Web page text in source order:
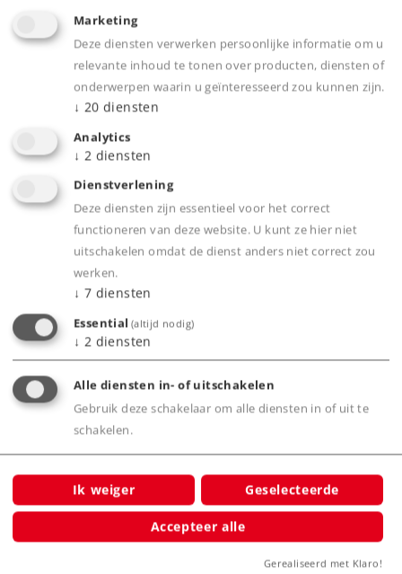
Highlights
rijtuigen met middeninstap.
Met meerkleurige interieurs.
Standaard voorzien van binnenverlichting met
buffercondensator.
Éen rijtuig is voorzien van sluitlichten.
Deelbare stroomvoerende kortkoppelingen.
Met veel los gemonteerde details.
Bufferhoogte volgens NEM.
Product
Productinfo
Marketing
Deze diensten verwerken persoonlijke informatie om u
relevante inhoud te tonen over producten, diensten of
onderwerpen waarin u geïnteresseerd zou kunnen zijn.
↓ 20 diensten
Analytics
↓ 2 diensten
Dienstverlening
Deze diensten zijn essentieel voor het correct
functioneren van deze website. U kunt ze hier niet
uitschakelen omdat de dienst anders niet correct zou
werken.
↓ 7 diensten
Essential (altijd nodig)
↓ 2 diensten
Alle diensten in- of uitschakelen
Gebruik deze schakelaar om alle diensten in of uit te
schakelen.
Ik weiger Geselecteerde
Accepteer alle
Gerealiseerd met Klaro!